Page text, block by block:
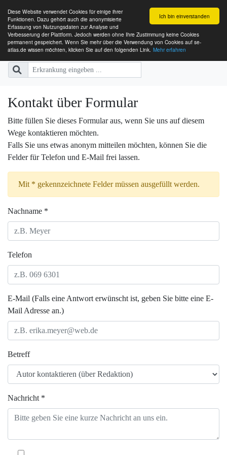
Ich bin einverstanden
Diese Website verwendet Cookies für einige ihrer
Funktionen. Dazu gehört auch die anonymisierte
Erfassung von Nutzungsdaten zur Analyse und
Verbesserung der Plattform. Jedoch werden ohne Ihre Zustimmung keine Cookies
permanent gespeichert. Wenn Sie mehr über die Verwendung von Cookies auf se-
atlas.de wissen möchten, klicken Sie auf den folgenden Link. Mehr erfahren
SE-ATLAS
Versorgungsatlas für Menschen
Kontakt über Formular
Bitte füllen Sie dieses Formular aus, wenn Sie uns auf diesem
Wege kontaktieren möchten.
Falls Sie uns etwas anonym mitteilen möchten, können Sie die
Felder für Telefon und E-Mail frei lassen.
Mit * gekennzeichnete Felder müssen ausgefüllt werden.
Nachname *
Telefon
E-Mail (Falls eine Antwort erwünscht ist, geben Sie bitte eine E-
Mail Adresse an.)
Betreff
Nachricht *